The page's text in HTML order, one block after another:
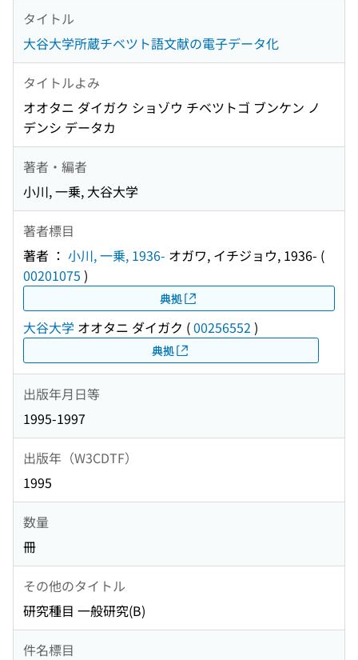
タイトル
大谷大学所蔵チベツト語文献の電子データ化
タイトルよみ
オオタニ ダイガク ショゾウ チベツトゴ ブンケン ノ
デンシ データカ
著者・編者
小川, 一乗, 大谷大学
著者標目
著者 ： 小川, 一乗, 1936- オガワ, イチジョウ, 1936- (
00201075 )
典拠
大谷大学 オオタニ ダイガク (00256552 )
典拠
出版年月日等
1995-1997
出版年（W3CDTF）
1995
数量
冊
その他のタイトル
研究種目 一般研究(B)
件名標目